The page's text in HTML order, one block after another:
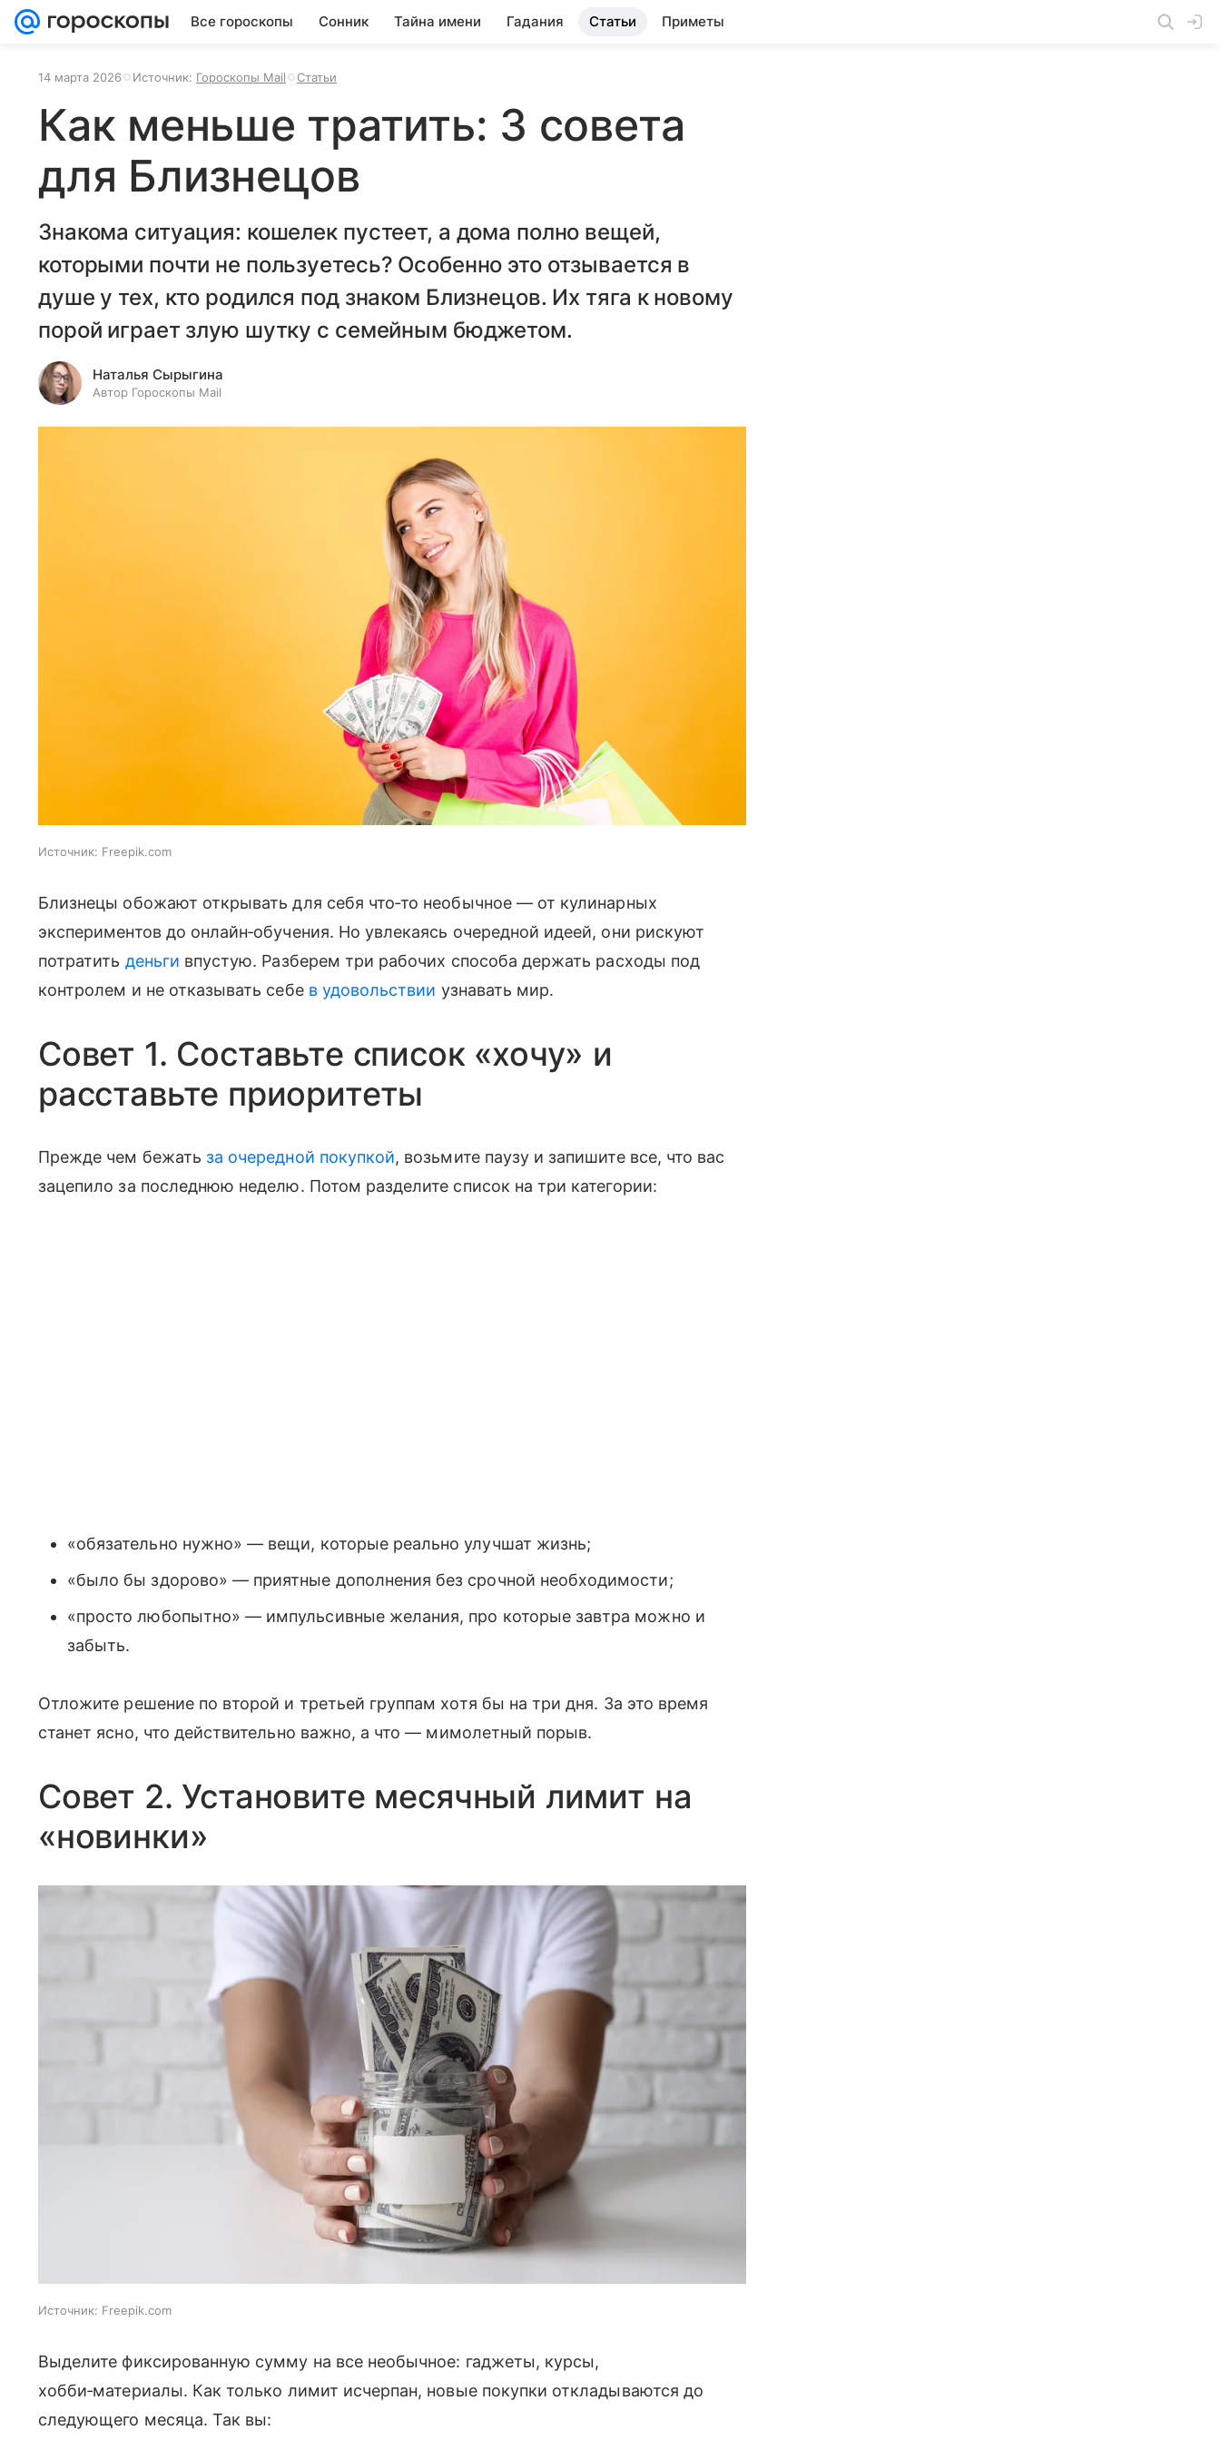
Все гороскопы Сонник Тайна имени Гадания Статьи Приметы
14 марта 2026 Источник: Гороскопы Mail Статьи
Как меньше тратить: 3 совета
для Близнецов
Знакома ситуация: кошелек пустеет, а дома полно вещей,
которыми почти не пользуетесь? Особенно это отзывается в
душе у тех, кто родился под знаком Близнецов. Их тяга к новому
порой играет злую шутку с семейным бюджетом.
Наталья Сырыгина
Автор Гороскопы Mail
Источник: Freepik.com
Близнецы обожают открывать для себя что‑то необычное — от кулинарных
экспериментов до онлайн‑обучения. Но увлекаясь очередной идеей, они рискуют
потратить деньги впустую. Разберем три рабочих способа держать расходы под
контролем и не отказывать себе в удовольствии узнавать мир.
Совет 1. Составьте список «хочу» и
расставьте приоритеты
Прежде чем бежать за очередной покупкой, возьмите паузу и запишите все, что вас
зацепило за последнюю неделю. Потом разделите список на три категории:
«обязательно нужно» — вещи, которые реально улучшат жизнь;
«было бы здорово» — приятные дополнения без срочной необходимости;
«просто любопытно» — импульсивные желания, про которые завтра можно и
забыть.
Отложите решение по второй и третьей группам хотя бы на три дня. За это время
станет ясно, что действительно важно, а что — мимолетный порыв.
Совет 2. Установите месячный лимит на
«новинки»
Источник: Freepik.com
Выделите фиксированную сумму на все необычное: гаджеты, курсы,
хобби‑материалы. Как только лимит исчерпан, новые покупки откладываются до
следующего месяца. Так вы: